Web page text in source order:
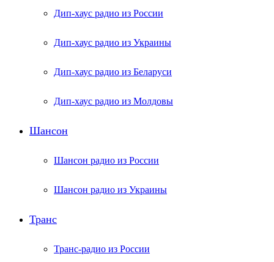
Дип-хаус радио из России
Дип-хаус радио из Украины
Дип-хаус радио из Беларуси
Дип-хаус радио из Молдовы
Шансон
Шансон радио из России
Шансон радио из Украины
Транс
Транс-радио из России